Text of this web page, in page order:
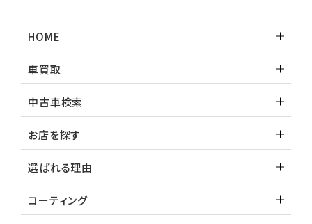
ヴォクシー
ＳＵＶ・クロカン
ヤリスクロス
HOME
車買取
中古車検索
お店を探す
選ばれる理由
コーティング